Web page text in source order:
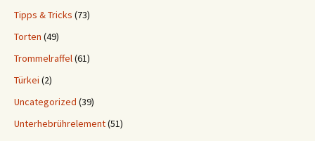
Tipps & Tricks (73)
Torten (49)
Trommelraffel(61)
Türkei (2)
Uncategorized (39)
Unterhebrührelement(51)